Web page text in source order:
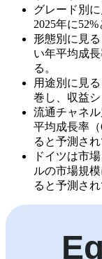
グレード別
2025年に
形態別に見
い年平均成
る。
用途別に見
巻し、収益シ
流通チャネ
平均成長率
ると予測され
ドイツは市
ルの市場規
ると予測され